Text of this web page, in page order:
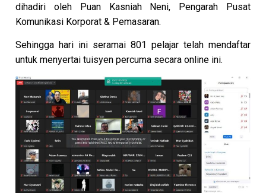
dihadiri oleh Puan Kasniah Neni, Pengarah Pusat
Komunikasi Korporat & Pemasaran.
Sehingga hari ini seramai 801 pelajar telah mendaftar
untuk menyertai tuisyen percuma secara online ini.